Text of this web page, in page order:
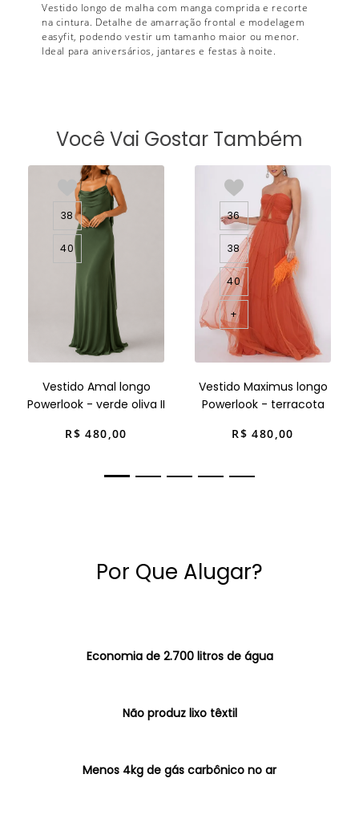
Vestido longo de malha com manga comprida e recorte
na cintura. Detalhe de amarração frontal e modelagem
easyfit, podendo vestir um tamanho maior ou menor.
Ideal para aniversários, jantares e festas à noite.
Você Vai Gostar Também
38
40
Vestido Amal longo
Powerlook - verde oliva II
R$ 480,00
36
38
40
+
Vestido Maximus longo
Powerlook - terracota
R$ 480,00
Por Que Alugar?
Economia de 2.700 litros de água
Não produz lixo têxtil
Menos 4kg de gás carbônico no ar